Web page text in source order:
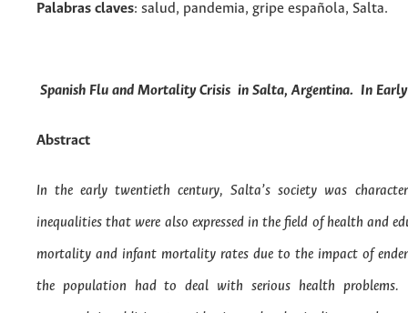
Palabras claves: salud, pandemia, gripe española, Salta.
Spanish Flu and Mortality Crisis in Salta, Argentina. In
Abstract
In the early twentieth century, Salta’s society was
inequalities that were also expressed in the field of health and
mortality and infant mortality rates due to the impact of
the population had to deal with serious health